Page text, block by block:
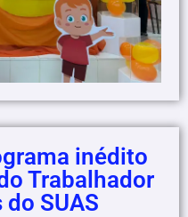
inédito
Trabalhador
SUAS